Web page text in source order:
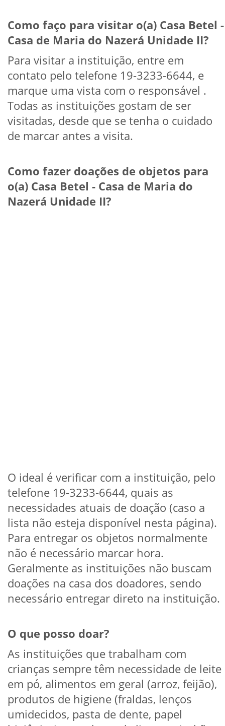
Como faço para visitar o(a) Casa Betel -
Casa de Maria do Nazerá Unidade II?
Para visitar a instituição, entre em
contato pelo telefone 19-3233-6644, e
marque uma vista com o responsável .
Todas as instituições gostam de ser
visitadas, desde que se tenha o cuidado
de marcar antes a visita.
Como fazer doações de objetos para
o(a) Casa Betel - Casa de Maria do
Nazerá Unidade II?
O ideal é verificar com a instituição, pelo
telefone 19-3233-6644, quais as
necessidades atuais de doação (caso a
lista não esteja disponível nesta página).
Para entregar os objetos normalmente
não é necessário marcar hora.
Geralmente as instituições não buscam
doações na casa dos doadores, sendo
necessário entregar direto na instituição.
O que posso doar?
As instituições que trabalham com
crianças sempre têm necessidade de leite
em pó, alimentos em geral (arroz, feijão),
produtos de higiene (fraldas, lenços
umidecidos, pasta de dente, papel